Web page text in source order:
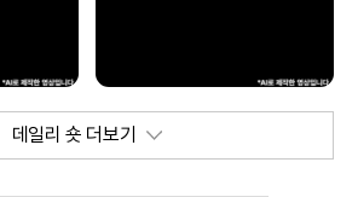
데일리 숏 더보기